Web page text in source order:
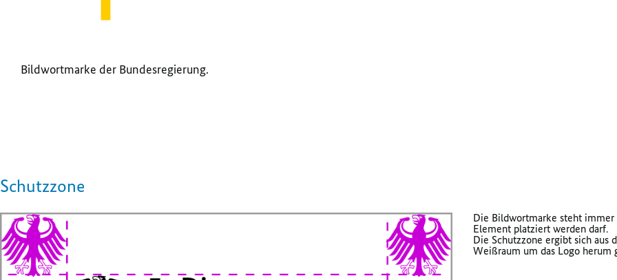
Bildwortmarke der Bundesregierung.
Schutzzone
Die Bildwortmarke steht immer
Element platziert werden darf.
Die Schutzzone ergibt sich aus
Weißraum um das Logo herum